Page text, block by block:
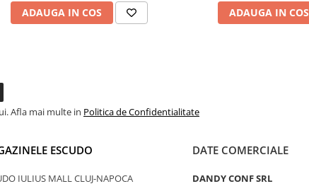
ADAUGA IN COS ADAUGA IN COS
Afla mai multe in Politica de Confidentialitate
ESCUDO
IULIUS MALL CLUJ-NAPOCA
DATE COMERCIALE
DANDY CONF SRL